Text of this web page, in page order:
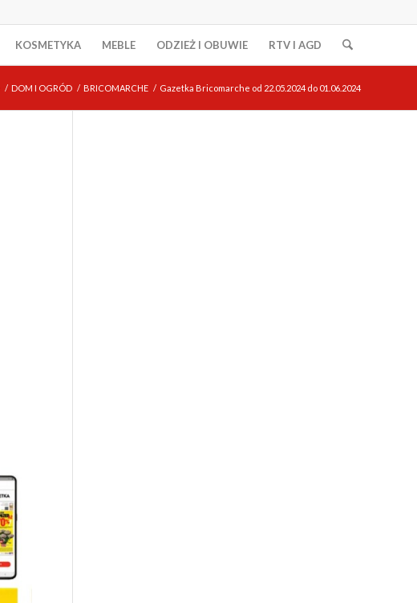
KOSMETYKA MEBLE ODZIEŻ I OBUWIE RTV I AGD
/ DOM I OGRÓD / BRICOMARCHE / Gazetka Bricomarche od 22.05.2024 do 01.06.2024